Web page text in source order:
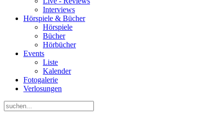
Interviews
Hörspiele & Bücher
Hörspiele
Bücher
Hörbücher
Events
Liste
Kalender
Fotogalerie
Verlosungen